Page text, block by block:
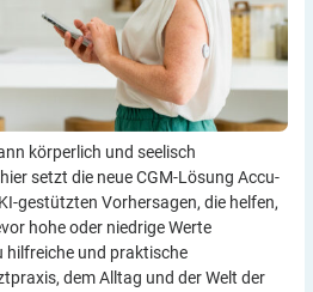
körperlich und seelisch
setzt die neue CGM-Lösung Accu-
gestützten Vorher­sagen, die helfen,
hohe oder niedrige Werte
hilf­reiche und praktische
dem Alltag und der Welt der